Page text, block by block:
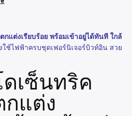
แต่งเรียบร้อย พร้อมเข้าอยู่ได้ทันที ใกล้
ใช้ไฟฟ้าครบชุดเฟอร์นิเจอร์บิวท์อิน สวย
เซ็นทริค
แต่ง